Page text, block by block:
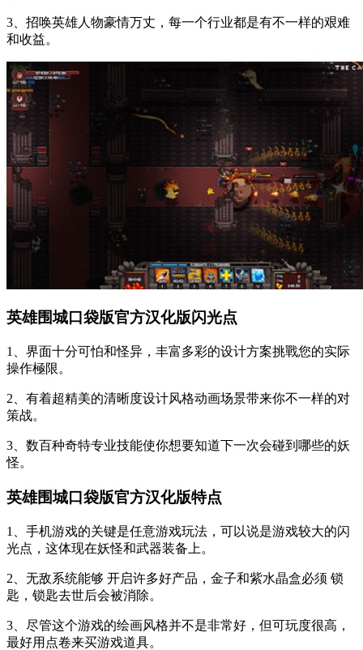
3、招唤英雄人物豪情万丈，每一个行业都是有不一样的艰难
和收益。
英雄围城口袋版官方汉化版闪光点
1、界面十分可怕和怪异，丰富多彩的设计方案挑戰您的实际
操作極限。
2、有着超精美的清晰度设计风格动画场景带来你不一样的对
策战。
3、数百种奇特专业技能使你想要知道下一次会碰到哪些的妖
怪。
英雄围城口袋版官方汉化版特点
1、手机游戏的关键是任意游戏玩法，可以说是游戏较大的闪
光点，这体现在妖怪和武器装备上。
2、无敌系统能够 开启许多好产品，金子和紫水晶盒必须 锁
匙，锁匙去世后会被消除。
3、尽管这个游戏的绘画风格并不是非常好，但可玩度很高，
最好用点卷来买游戏道具。